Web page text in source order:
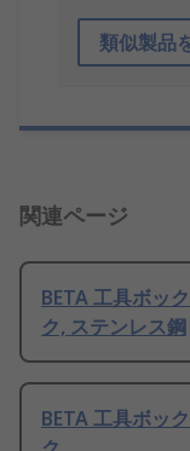
類似製品
関連ページ
BETA 工具ボッ
ク, ステンレス鋼
BETA 工具ボッ